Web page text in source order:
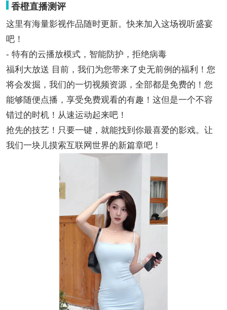
香橙直播测评
这里有海量影视作品随时更新。快来加入这场视听盛宴
吧！
- 特有的云播放模式，智能防护，拒绝病毒
福利大放送 目前，我们为您带来了史无前例的福利！您
将会发掘，我们的一切视频资源，全部都是免费的！您
能够随便点播，享受免费观看的有趣！这但是一个不容
错过的时机！从速运动起来吧！
抢先的技艺！只要一键，就能找到你最喜爱的影戏。让
我们一块儿摸索互联网世界的新篇章吧！